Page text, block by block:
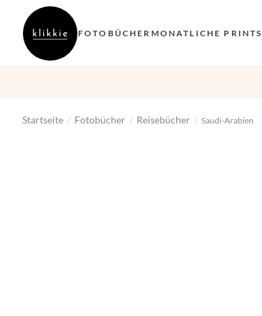
FOTOBÜCHER MONATLICHE PRINTS
Startseite / Fotobücher / Reisebücher / Saudi-Arabien